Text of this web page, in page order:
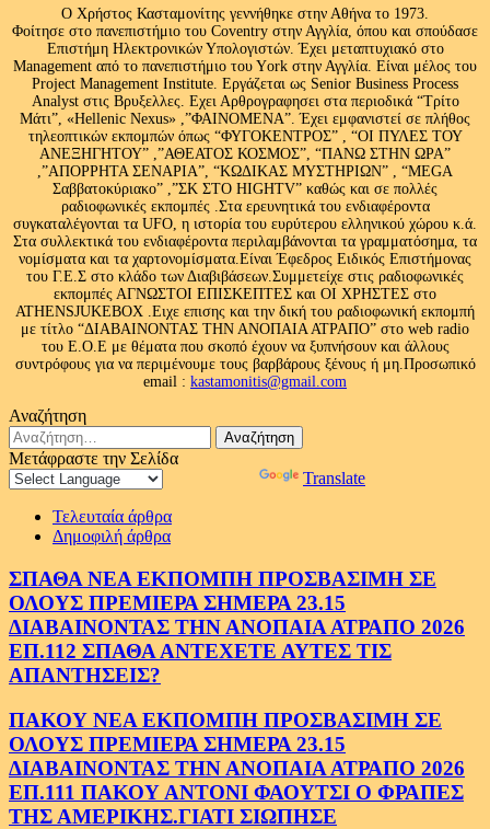
Ο Χρήστος Κασταμονίτης γεννήθηκε στην Αθήνα το 1973.
Φοίτησε στο πανεπιστήμιο του Coventry στην Αγγλία, όπου και σπούδασε
Επιστήμη Ηλεκτρονικών Υπολογιστών. Έχει μεταπτυχιακό στο
Management από το πανεπιστήμιο του Υork στην Αγγλία. Είναι μέλος του
Project Management Institute. Εργάζεται ως Senior Business Process
Analyst στις Βρυξελλες. Εχει Αρθρογραφησει στα περιοδικά “Τρίτο
Μάτι”, «Hellenic Nexus» ,”ΦΑΙΝΟΜΕΝΑ”. Έχει εμφανιστεί σε πλήθος
τηλεοπτικών εκπομπών όπως “ΦΥΓΟΚΕΝΤΡΟΣ” , “ΟΙ ΠΥΛΕΣ ΤΟΥ
ΑΝΕΞΗΓΗΤΟΥ” ,”ΑΘΕΑΤΟΣ ΚΟΣΜΟΣ”, “ΠΑΝΩ ΣΤΗΝ ΩΡΑ”
,”ΑΠΟΡΡΗΤΑ ΣΕΝΑΡΙΑ”, “ΚΩΔΙΚΑΣ ΜΥΣΤΗΡΙΩΝ” , “MEGA
Σαββατοκύριακο” ,”ΣΚ ΣΤΟ HIGHTV” καθώς και σε πολλές
ραδιοφωνικές εκπομπές .Στα ερευνητικά του ενδιαφέροντα
συγκαταλέγονται τα UFO, η ιστορία του ευρύτερου ελληνικού χώρου κ.ά.
Στα συλλεκτικά του ενδιαφέροντα περιλαμβάνονται τα γραμματόσημα, τα
νομίσματα και τα χαρτονομίσματα.Είναι Έφεδρος Ειδικός Επιστήμονας
του Γ.Ε.Σ στο κλάδο των Διαβιβάσεων.Συμμετείχε στις ραδιοφωνικές
εκπομπές ΑΓΝΩΣΤΟΙ ΕΠΙΣΚΕΠΤΕΣ και ΟΙ ΧΡΗΣΤΕΣ στο
ATHENSJUKEBOX .Ειχε επισης και την δική του ραδιοφωνική εκπομπή
με τίτλο “ΔΙΑΒΑΙΝΟΝΤΑΣ ΤΗΝ ΑΝΟΠΑΙΑ ΑΤΡΑΠΟ” στο web radio
του Ε.Ο.Ε με θέματα που σκοπό έχουν να ξυπνήσουν και άλλους
συντρόφους για να περιμένουμε τους βαρβάρους ξένους ή μη.Προσωπικό
email : kastamonitis@gmail.com
Αναζήτηση
Αναζήτηση
για:
Μετάφραστε την Σελίδα
Translate
Τελευταία άρθρα
Δημοφιλή άρθρα
ΣΠΑΘΑ ΝΕΑ ΕΚΠΟΜΠΗ ΠΡΟΣΒΑΣΙΜΗ ΣΕ
ΟΛΟΥΣ ΠΡΕΜΙΕΡΑ ΣΗΜΕΡΑ 23.15
ΔΙΑΒΑΙΝΟΝΤΑΣ ΤΗΝ ΑΝΟΠΑΙΑ ΑΤΡΑΠΟ 2026
ΕΠ.112 ΣΠΑΘΑ ΑΝΤΕΧΕΤΕ ΑΥΤΕΣ ΤΙΣ
ΑΠΑΝΤΗΣΕΙΣ?
ΠΑΚΟΥ ΝΕΑ ΕΚΠΟΜΠΗ ΠΡΟΣΒΑΣΙΜΗ ΣΕ
ΟΛΟΥΣ ΠΡΕΜΙΕΡΑ ΣΗΜΕΡΑ 23.15
ΔΙΑΒΑΙΝΟΝΤΑΣ ΤΗΝ ΑΝΟΠΑΙΑ ΑΤΡΑΠΟ 2026
ΕΠ.111 ΠΑΚΟΥ ΑΝΤΟΝΙ ΦΑΟΥΤΣΙ Ο ΦΡΑΠΕΣ
ΤΗΣ ΑΜΕΡΙΚΗΣ.ΓΙΑΤΙ ΣΙΩΠΗΣΕ